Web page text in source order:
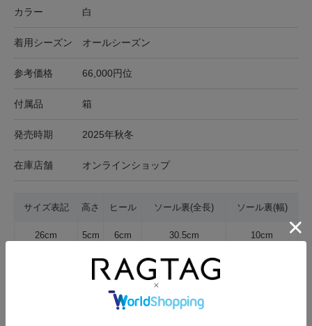
カラー 白
着用シーズン オールシーズン
参考価格 66,000円位
付属品 箱
発売時期 2025年秋冬
在庫店舗 オンラインショップ
サイズ表記 高さ ヒール ソール裏(全長) ソール裏(幅)
26cm 5cm 6cm 30.5cm 10cm
サイズの測り方について
キャンセル・返品について